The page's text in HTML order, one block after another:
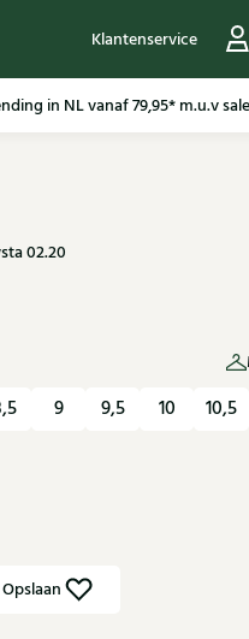
Klantenservice
in NL vanaf 79,95* m.u.v
02.20
9 9,5 10 10,5
Opslaan